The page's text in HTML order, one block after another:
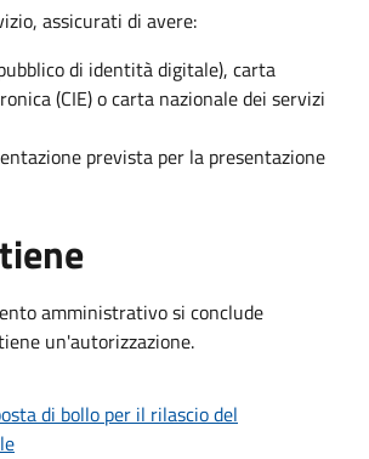
assicurati di avere:
di identità digitale), carta
(CIE) o carta nazionale dei servizi
prevista per la presentazione
amministrativo si conclude
un'autorizzazione.
di bollo per il rilascio del